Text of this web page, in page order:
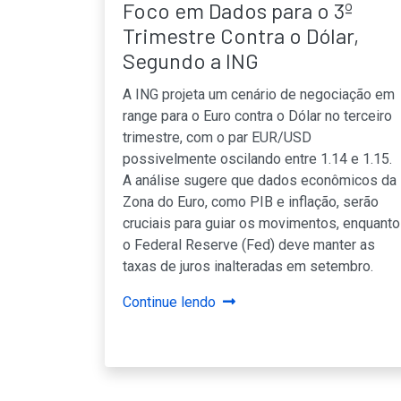
Foco em Dados para o 3º
Trimestre Contra o Dólar,
Segundo a ING
A ING projeta um cenário de negociação em
range para o Euro contra o Dólar no terceiro
trimestre, com o par EUR/USD
possivelmente oscilando entre 1.14 e 1.15.
A análise sugere que dados econômicos da
Zona do Euro, como PIB e inflação, serão
cruciais para guiar os movimentos, enquanto
o Federal Reserve (Fed) deve manter as
taxas de juros inalteradas em setembro.
Continue lendo